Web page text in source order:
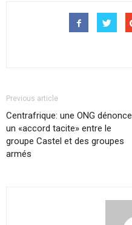
Previous article
Centrafrique: une ONG dénonce
un «accord tacite» entre le
groupe Castel et des groupes
armés